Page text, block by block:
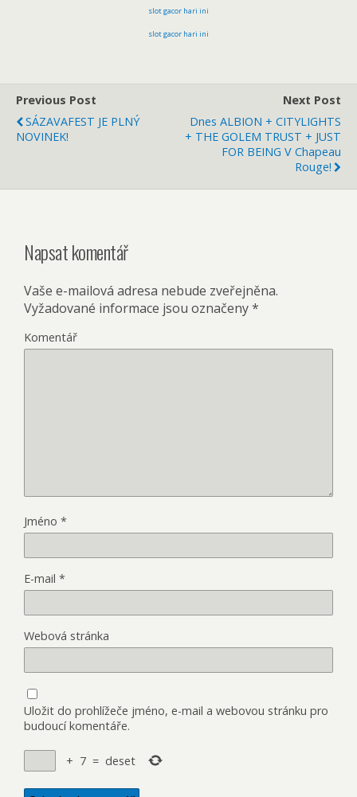
slot gacor hari ini
slot gacor hari ini
Previous Post
SÁZAVAFEST JE PLNÝ
NOVINEK!
Next Post
Dnes ALBION + CITYLIGHTS
+ THE GOLEM TRUST + JUST
FOR BEING V Chapeau
Rouge!
Napsat komentář
Vaše e-mailová adresa nebude zveřejněna.
Vyžadované informace jsou označeny*
Komentář
Jméno *
E-mail *
Webová stránka
Uložit do prohlížeče jméno, e-mail a webovou stránku pro
budoucí komentáře.
+ 7 = deset